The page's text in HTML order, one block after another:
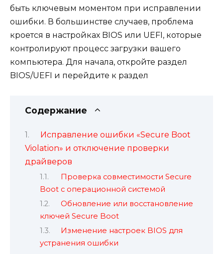
быть ключевым моментом при исправлении
ошибки. В большинстве случаев, проблема
кроется в настройках BIOS или UEFI, которые
контролируют процесс загрузки вашего
компьютера. Для начала, откройте раздел
BIOS/UEFI и перейдите к раздел
Содержание
Исправление ошибки «Secure Boot
Violation» и отключение проверки
драйверов
Проверка совместимости Secure
Boot с операционной системой
Обновление или восстановление
ключей Secure Boot
Изменение настроек BIOS для
устранения ошибки